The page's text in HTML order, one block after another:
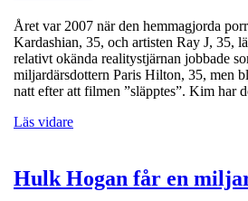
Året var 2007 när den hemmagjorda
Kardashian, 35, och artisten Ray J, 35,
relativt okända realitystjärnan jobbade
miljardärsdottern Paris Hilton, 35, men
natt efter att filmen ”släpptes”. Kim har
Läs vidare
Hulk Hogan får en